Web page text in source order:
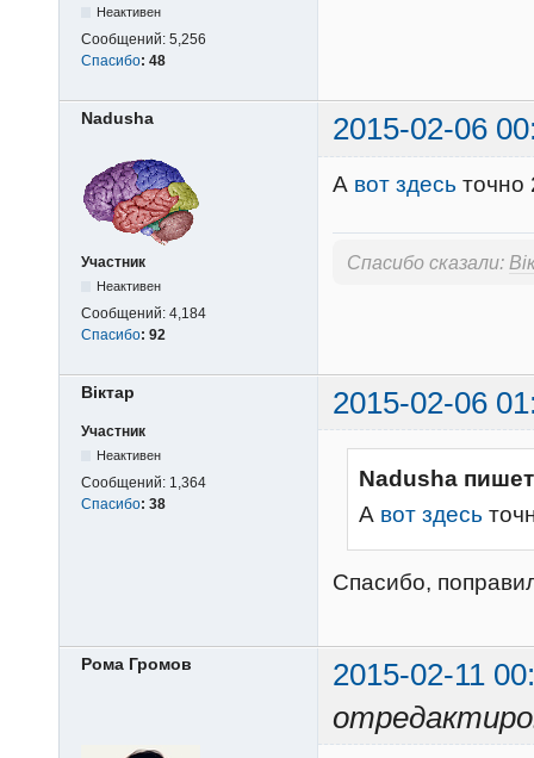
Неактивен
Сообщений: 5,256
Спасибо: 48
Nadusha 2015-02-06
Участник
Неактивен
Сообщений: 4,184
Спасибо: 92
А вот здесь
Спасибо сказали:
Вiктар 2015-02-06
Участник
Неактивен
Сообщений: 1,364
Спасибо: 38
Nadusha
А вот здесь
Спасибо,
Рома Громов
2015-02-11